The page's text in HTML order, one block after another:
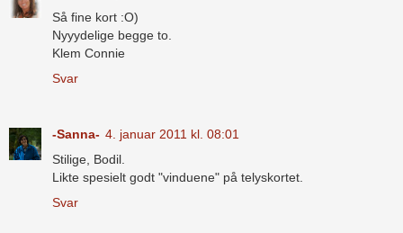
Så fine kort :O)
Nyyydelige begge to.
Klem Connie
Svar
-Sanna- 4. januar 2011 kl. 08:01
Stilige, Bodil.
Likte spesielt godt "vinduene" på telyskortet.
Svar